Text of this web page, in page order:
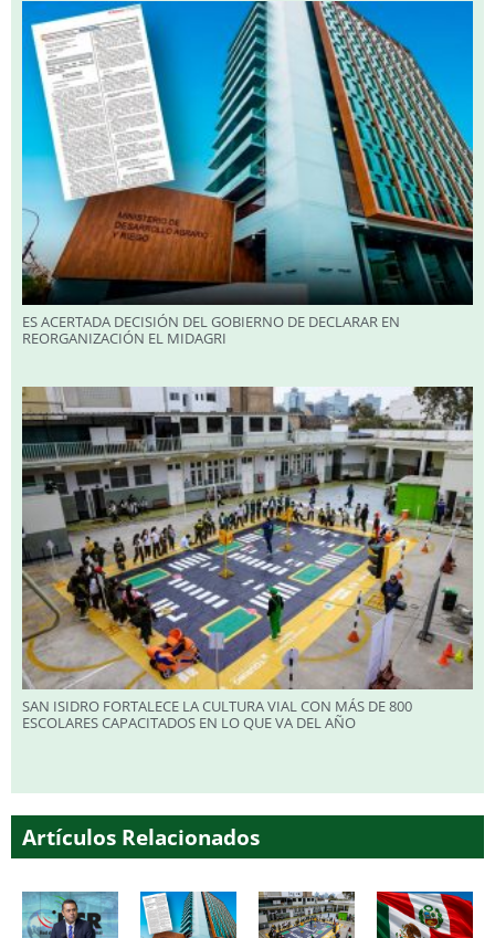
ES ACERTADA DECISIÓN DEL GOBIERNO DE DECLARAR EN
REORGANIZACIÓN EL MIDAGRI
SAN ISIDRO FORTALECE LA CULTURA VIAL CON MÁS DE 800
ESCOLARES CAPACITADOS EN LO QUE VA DEL AÑO
Artículos Relacionados